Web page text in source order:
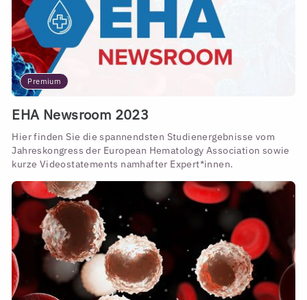
Premium
EHA Newsroom 2023
Hier finden Sie die spannendsten Studienergebnisse vom
Jahreskongress der European Hematology Association sowie
kurze Videostatements namhafter Expert*innen.